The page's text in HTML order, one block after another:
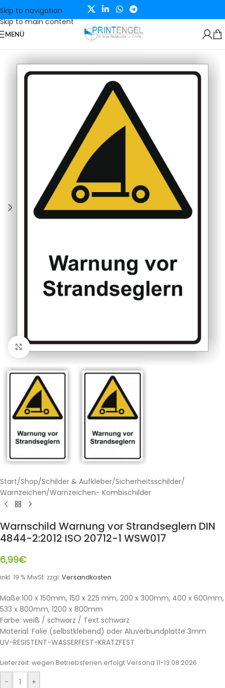
Skip to navigation
Skip to main content
MENÜ
Klicken zum Vergrößern
Start/Shop/Schilder & Aufkleber/Sicherheitsschilder/
Warnzeichen/Warnzeichen- Kombischilder
Warnschild Warnung vor Strandseglern DIN
4844-2:2012 ISO 20712-1 WSW017
6,99€
inkl. 19 % MwSt. zzgl. Versandkosten
Maße:100 x 150mm, 150 x 225 mm, 200 x 300mm, 400 x 600mm,
533 x 800mm, 1200 x 800mm
Farbe: weiß / schwarz / Text schwarz
Material: Folie (selbstklebend) oder Aluverbundplatte 3mm
UV-RESISTENT-WASSERFEST-KRATZFEST
Lieferzeit: wegen Betriebsferien erfolgt Versand 11-13.08.2026
- +